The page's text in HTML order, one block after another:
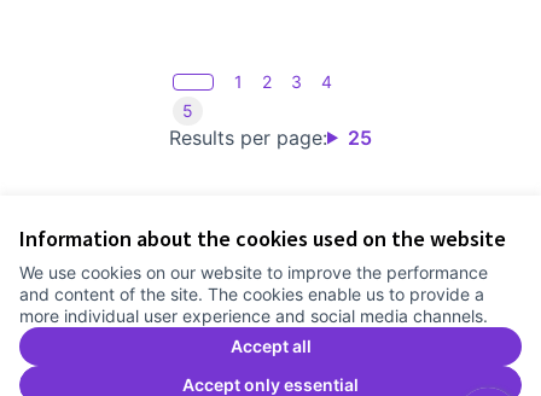
Information about the cookies used on the website
We use cookies on our website to improve the performance
and content of the site. The cookies enable us to provide a
more individual user experience and social media channels.
Accept all
Accept only essential
Results per page: 25
1 2 3
4
5
Cookie settings
Comunitat Canòdrom at Facebook
(External link)
Comunitat Canòdrom at Instagram
(External link)
Comunitat Canòdrom at YouTube
(External link)
English
Triar la llengua Elegir el idiomaChoose language